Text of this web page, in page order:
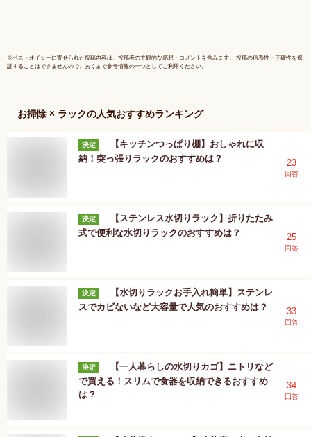
※ベストオイシーに寄せられた投稿内容は、投稿者の主観的な感想・コメントを含みます。 投稿の信憑性・正確性を保
証することはできませんので、あくまで参考情報の一つとしてご利用ください。
お掃除 × ラックの人気おすすめランキング
決定
【キッチンつっぱり棚】おしゃれに収
納！突っ張りラックのおすすめは？
23
回答
決定
【ステンレス水切りラック】折りたたみ
式で便利な水切りラックのおすすめは？
25
回答
決定
【水切りラックお手入れ簡単】ステンレ
スでカビないなど大容量で人気のおすすめは？
33
回答
決定
【一人暮らしの水切りカゴ】ニトリなど
で買える！スリムで食器を収納できるおすすめ
は？
34
回答